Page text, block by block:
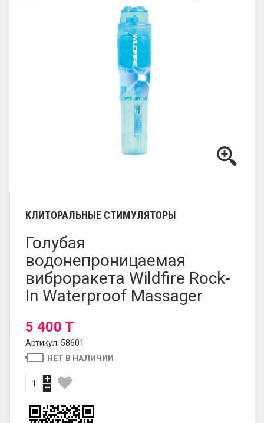
КЛИТОРАЛЬНЫЕ СТИМУЛЯТОРЫ
Голубая
водонепроницаемая
виброракета Wildfire Rock-
In Waterproof Massager
5 400 T
Артикул: 58601
НЕТ В НАЛИЧИИ